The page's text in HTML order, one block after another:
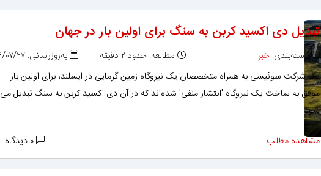
تبدیل دی اکسید کربن به سنگ برای اولین بار در جهان
دسته‌بندی: خبر مطالعه: حدود ۲ دقیقه
به‌روزرسانی: ۱۳۹۶/۰۷/۲۷
یک شرکت سوئیسی به همراه متخصصان یک نیروگاه زمین گرمایی در ایسلند، برای اولین بار
موفق به ساخت یک نیروگاه 'انتشار منفی' شده‌اند که در آن دی اکسید کربن به سنگ تبدیل می
شود.
مشاهده مطلب